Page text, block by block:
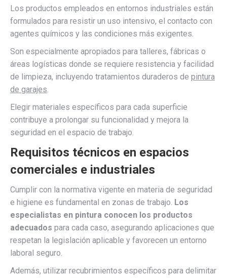
Los productos empleados en entornos industriales están
formulados para resistir un uso intensivo, el contacto con
agentes químicos y las condiciones más exigentes.
Son especialmente apropiados para talleres, fábricas o
áreas logísticas donde se requiere resistencia y facilidad
de limpieza, incluyendo tratamientos duraderos de pintura
de garajes.
Elegir materiales específicos para cada superficie
contribuye a prolongar su funcionalidad y mejora la
seguridad en el espacio de trabajo.
Requisitos técnicos en espacios
comerciales e industriales
Cumplir con la normativa vigente en materia de seguridad
e higiene es fundamental en zonas de trabajo. Los
especialistas en pintura conocen los productos
adecuados para cada caso, asegurando aplicaciones que
respetan la legislación aplicable y favorecen un entorno
laboral seguro.
Además, utilizar recubrimientos específicos para delimitar